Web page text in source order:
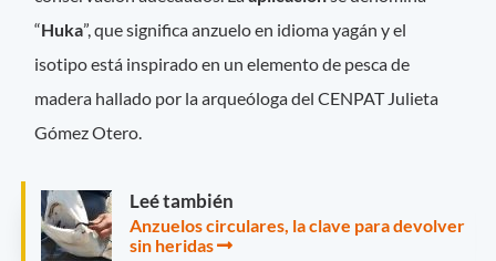
“Huka”, que significa anzuelo en idioma yagán y el
isotipo está inspirado en un elemento de pesca de
madera hallado por la arqueóloga del CENPAT Julieta
Gómez Otero.
Leé también
Anzuelos circulares, la clave para devolver
sin heridas